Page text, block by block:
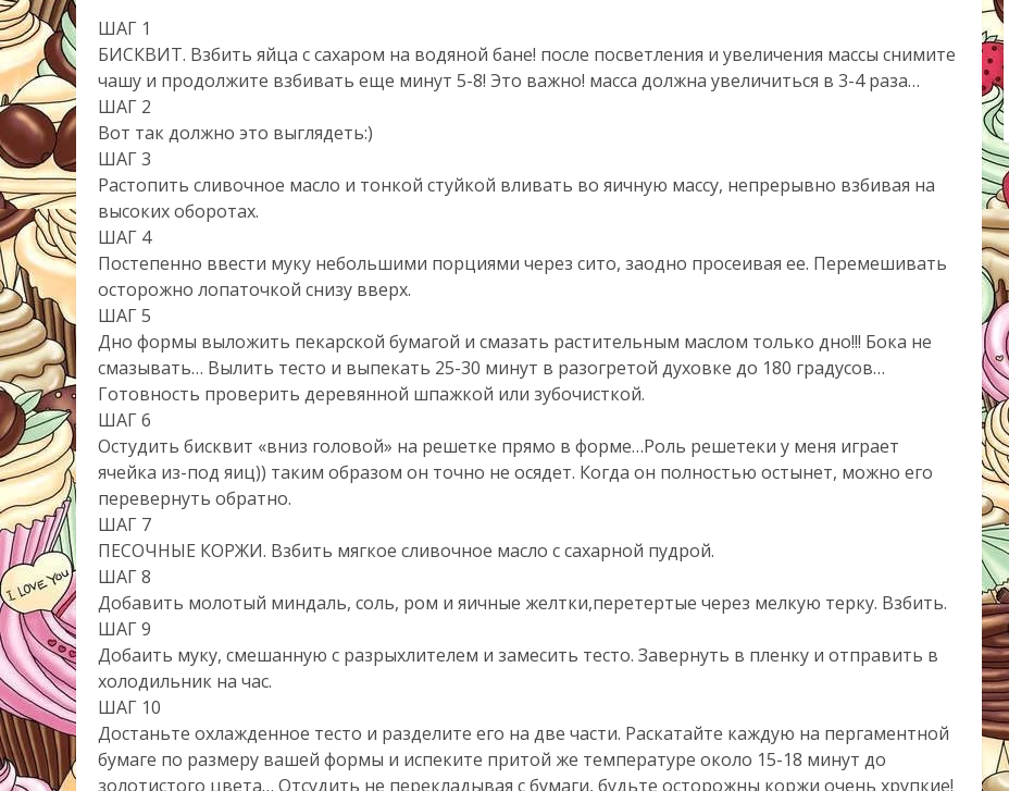
ШАГ 1
БИСКВИТ. Взбить яйца с сахаром на водяной бане! после посветления и увеличения массы снимите
чашу и продолжите взбивать еще минут 5-8! Это важно! масса должна увеличиться в 3-4 раза…
ШАГ 2
Вот так должно это выглядеть:)
ШАГ 3
Растопить сливочное масло и тонкой стуйкой вливать во яичную массу, непрерывно взбивая на
высоких оборотах.
ШАГ 4
Постепенно ввести муку небольшими порциями через сито, заодно просеивая ее. Перемешивать
осторожно лопаточкой снизу вверх.
ШАГ 5
Дно формы выложить пекарской бумагой и смазать растительным маслом только дно!!! Бока не
смазывать… Вылить тесто и выпекать 25-30 минут в разогретой духовке до 180 градусов…
Готовность проверить деревянной шпажкой или зубочисткой.
ШАГ 6
Остудить бисквит «вниз головой» на решетке прямо в форме…Роль решетеки у меня играет
ячейка из-под яиц)) таким образом он точно не осядет. Когда он полностью остынет, можно его
перевернуть обратно.
ШАГ 7
ПЕСОЧНЫЕ КОРЖИ. Взбить мягкое сливочное масло с сахарной пудрой.
ШАГ 8
Добавить молотый миндаль, соль, ром и яичные желтки,перетертые через мелкую терку. Взбить.
ШАГ 9
Добаить муку, смешанную с разрыхлителем и замесить тесто. Завернуть в пленку и отправить в
холодильник на час.
ШАГ 10
Достаньте охлажденное тесто и разделите его на две части. Раскатайте каждую на пергаментной
бумаге по размеру вашей формы и испеките притой же температуре около 15-18 минут до
золотистого цвета… Отсудить не перекладывая с бумаги, будьте осторожны коржи очень хрупкие!